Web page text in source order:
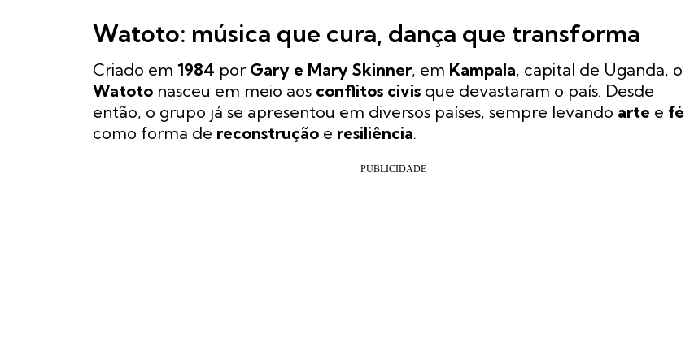
Watoto: música que cura, dança que transforma
Criado em 1984 por Gary e Mary Skinner, em Kampala, capital de Uganda, o
Watoto nasceu em meio aos conflitos civis que devastaram o país. Desde
então, o grupo já se apresentou em diversos países, sempre levando arte e fé
como forma de reconstrução e resiliência.